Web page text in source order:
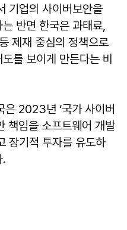
기업의 사이버보안을
반면 한국은 과태료,
제재 중심의 정책으로
를 보이게 만든다는 비
은 2023년 ‘국가 사이버
책임을 소프트웨어 개발
장기적 투자를 유도하
.